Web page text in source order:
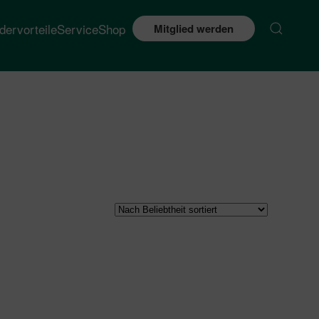
ServiceShop Mitglied werden